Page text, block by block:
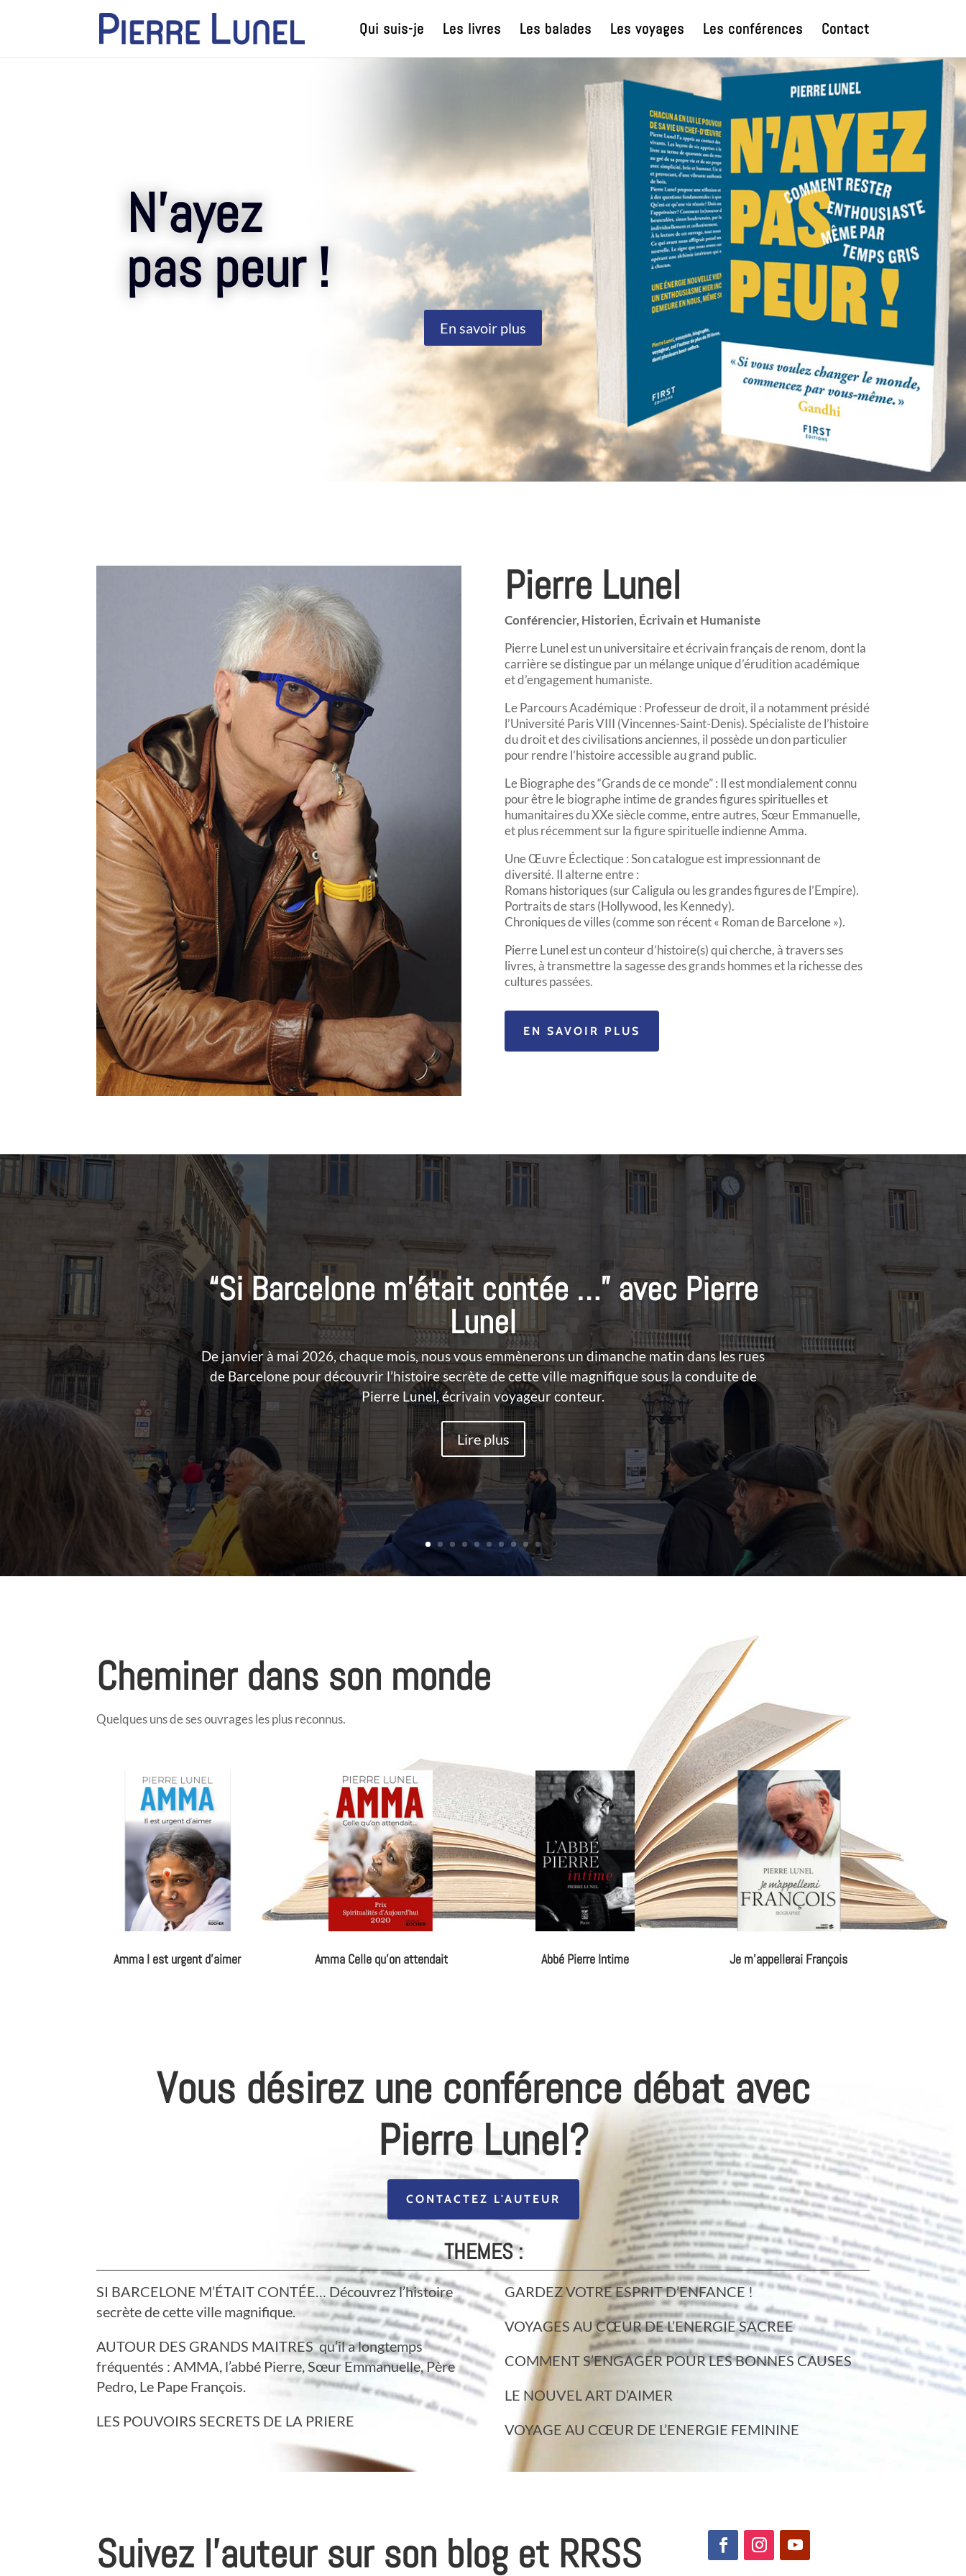
Qui suis-je Les livres Les balades Les voyages Les conférences Contact
N’ayez
pas peur !
En savoir plus
Pierre Lunel
Conférencier, Historien, Écrivain et Humaniste
Pierre Lunel est un universitaire et écrivain français de renom, dont la
carrière se distingue par un mélange unique d’érudition académique
et d’engagement humaniste.
Le Parcours Académique : Professeur de droit, il a notamment présidé
l’Université Paris VIII (Vincennes-Saint-Denis). Spécialiste de l’histoire
du droit et des civilisations anciennes, il possède un don particulier
pour rendre l’histoire accessible au grand public.
Le Biographe des “Grands de ce monde” : Il est mondialement connu
pour être le biographe intime de grandes figures spirituelles et
humanitaires du XXe siècle comme, entre autres, Sœur Emmanuelle,
et plus récemment sur la figure spirituelle indienne Amma.
Une Œuvre Éclectique : Son catalogue est impressionnant de
diversité. Il alterne entre :
Romans historiques (sur Caligula ou les grandes figures de l’Empire).
Portraits de stars (Hollywood, les Kennedy).
Chroniques de villes (comme son récent « Roman de Barcelone »).
Pierre Lunel est un conteur d’histoire(s) qui cherche, à travers ses
livres, à transmettre la sagesse des grands hommes et la richesse des
cultures passées.
EN SAVOIR PLUS
“Si Barcelone m’était contée …” avec Pierre
Lunel
De janvier à mai 2026, chaque mois, nous vous emmènerons un dimanche matin dans les rues
de Barcelone pour découvrir l’histoire secrète de cette ville magnifique sous la conduite de
Pierre Lunel, écrivain voyageur conteur.
Lire plus
Cheminer dans son monde
Quelques uns de ses ouvrages les plus reconnus.
Amma I est urgent d'aimer Amma Celle qu'on attendait Abbé Pierre Intime Je m'appellerai François
Vous désirez une conférence débat avec
Pierre Lunel?
CONTACTEZ L'AUTEUR
THEMES :
SI BARCELONE M’ÉTAIT CONTÉE… Découvrez l’histoire
secrète de cette ville magnifique.
AUTOUR DES GRANDS MAITRES qu’il a longtemps
fréquentés : AMMA, l’abbé Pierre, Sœur Emmanuelle, Père
Pedro, Le Pape François.
LES POUVOIRS SECRETS DE LA PRIERE
GARDEZ VOTRE ESPRIT D’ENFANCE !
VOYAGES AU CŒUR DE L’ENERGIE SACREE
COMMENT S’ENGAGER POUR LES BONNES CAUSES
LE NOUVEL ART D’AIMER
VOYAGE AU CŒUR DE L’ENERGIE FEMININE
Suivez l’auteur sur son blog et RRSS